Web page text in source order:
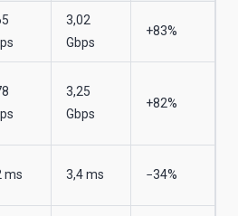
3,02
Gbps
+83%
3,25
Gbps
+82%
ms 3,4 ms −34%